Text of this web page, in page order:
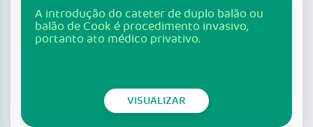
A introdução do cateter de duplo balão ou
balão de Cook é procedimento invasivo,
portanto ato médico privativo.
VISUALIZAR